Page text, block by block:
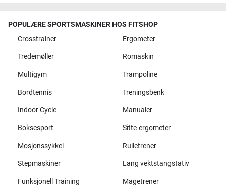
POPULÆRE SPORTSMASKINER HOS FITSHOP
Crosstrainer
Ergometer
Tredemøller Romaskin
Multigym Trampoline
Bordtennis Treningsbenk
Indoor Cycle Manualer
Boksesport Sitte-ergometer
Mosjonssykkel Rulletrener
Stepmaskiner Lang vektstangstativ
Funksjonell Training Magetrener